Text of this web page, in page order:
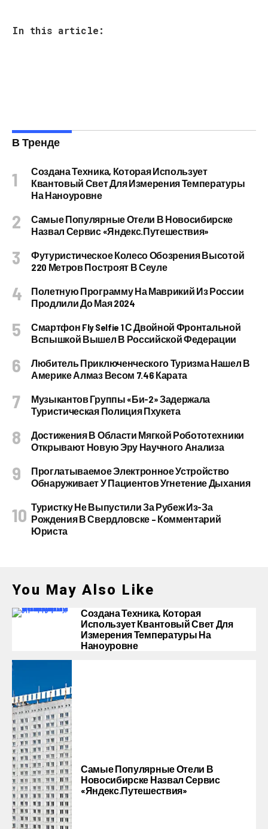
In this article:
В Тренде
Создана Техника, Которая Использует
Квантовый Свет Для Измерения Температуры
На Наноуровне
Самые Популярные Отели В Новосибирске
Назвал Сервис «Яндекс.Путешествия»
Футуристическое Колесо Обозрения Высотой
220 Метров Построят В Сеуле
Полетную Программу На Маврикий Из России
Продлили До Мая 2024
Смартфон Fly Selfie 1 С Двойной Фронтальной
Вспышкой Вышел В Российской Федерации
Любитель Приключенческого Туризма Нашел В
Америке Алмаз Весом 7.46 Карата
Музыкантов Группы «Би-2» Задержала
Туристическая Полиция Пхукета
Достижения В Области Мягкой Робототехники
Открывают Новую Эру Научного Анализа
Проглатываемое Электронное Устройство
Обнаруживает У Пациентов Угнетение Дыхания
Туристку Не Выпустили За Рубеж Из-За
Рождения В Свердловске – Комментарий
Юриста
You May Also Like
Создана Техника, Которая
Использует Квантовый Свет Для
Измерения Температуры На
Наноуровне
Самые Популярные Отели В
Новосибирске Назвал Сервис
«Яндекс.Путешествия»